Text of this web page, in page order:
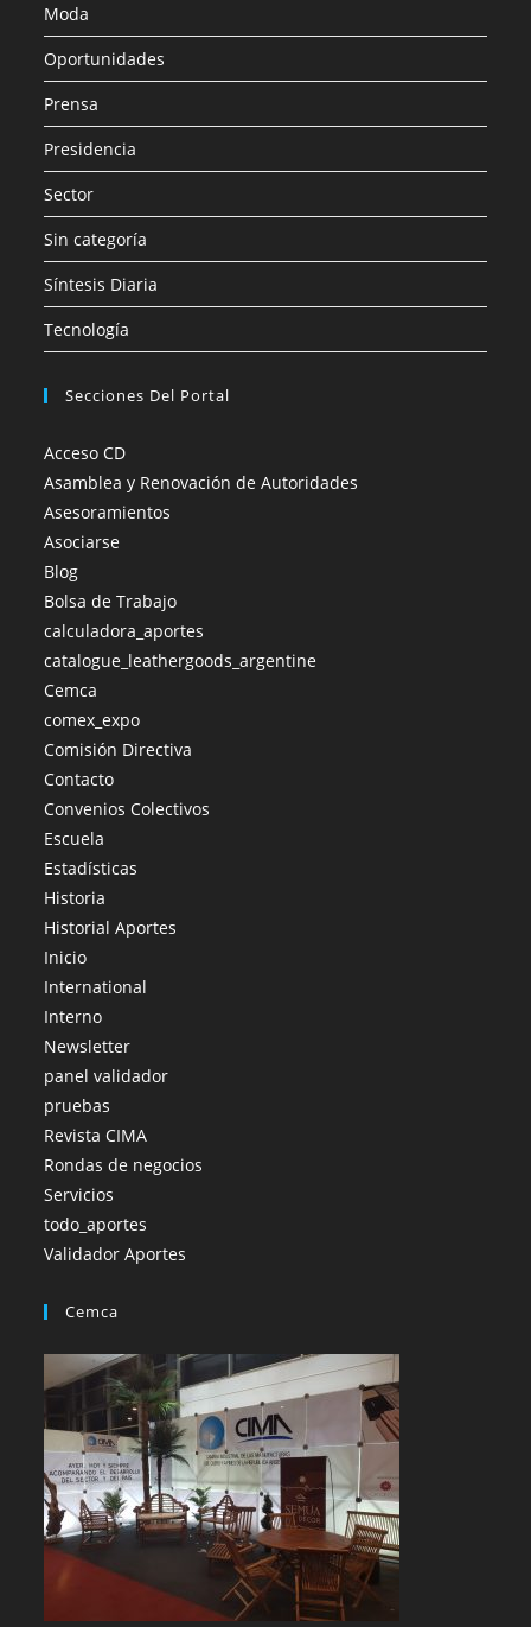
Moda
Oportunidades
Prensa
Presidencia
Sector
Sin categoría
Síntesis Diaria
Tecnología
Secciones Del Portal
Acceso CD
Asamblea y Renovación de Autoridades
Asesoramientos
Asociarse
Blog
Bolsa de Trabajo
calculadora_aportes
catalogue_leathergoods_argentine
Cemca
comex_expo
Comisión Directiva
Contacto
Convenios Colectivos
Escuela
Estadísticas
Historia
Historial Aportes
Inicio
International
Interno
Newsletter
panel validador
pruebas
Revista CIMA
Rondas de negocios
Servicios
todo_aportes
Validador Aportes
Cemca